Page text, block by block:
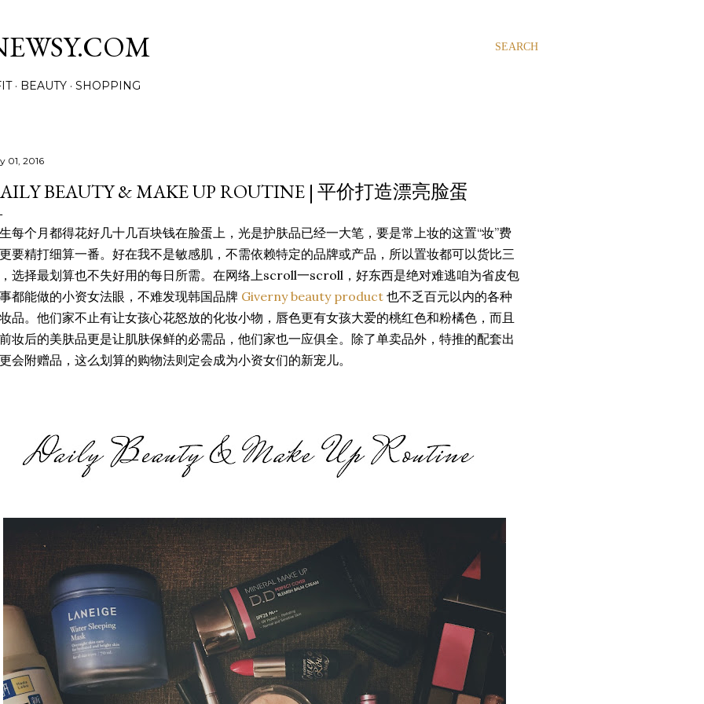
SEARCH
BEAUTY SHOPPING
01, 2016
BEAUTY & MAKE UP ROUTINE | 平价打造漂亮脸蛋
每个月都得花好几十几百块钱在脸蛋上，光是护肤品已经一大笔，要是常上妆的这置“妆”费
要精打细算一番。好在我不是敏感肌，不需依赖特定的品牌或产品，所以置妆都可以货比三
选择最划算也不失好用的每日所需。在网络上scroll一scroll，好东西是绝对难逃咱为省皮包
都能做的小资女法眼，不难发现韩国品牌 Giverny beauty product 也不乏百元以内的各种
品。他们家不止有让女孩心花怒放的化妆小物，唇色更有女孩大爱的桃红色和粉橘色，而且
妆后的美肤品更是让肌肤保鲜的必需品，他们家也一应俱全。除了单卖品外，特推的配套出
会附赠品，这么划算的购物法则定会成为小资女们的新宠儿。